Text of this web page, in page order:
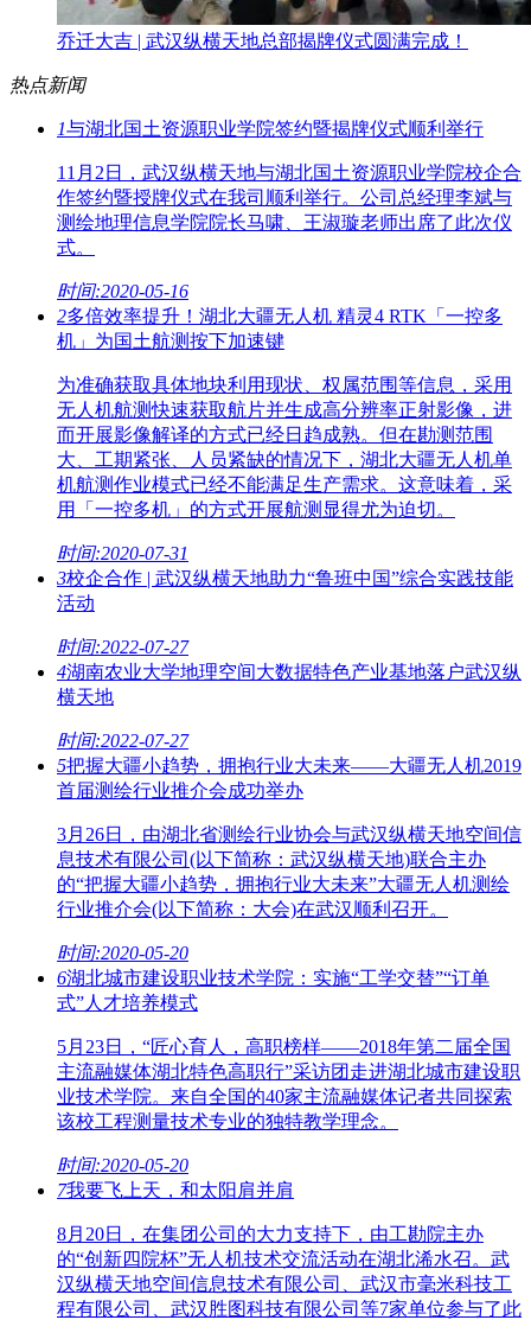
乔迁大吉 | 武汉纵横天地总部揭牌仪式圆满完成！
热点新闻
1与湖北国土资源职业学院签约暨揭牌仪式顺利举行
11月2日，武汉纵横天地与湖北国土资源职业学院校企合
作签约暨授牌仪式在我司顺利举行。公司总经理李斌与
测绘地理信息学院院长马啸、王淑璇老师出席了此次仪
式。
时间:2020-05-16
2多倍效率提升！湖北大疆无人机 精灵4 RTK「一控多
机」为国土航测按下加速键
为准确获取具体地块利用现状、权属范围等信息，采用
无人机航测快速获取航片并生成高分辨率正射影像，进
而开展影像解译的方式已经日趋成熟。但在勘测范围
大、工期紧张、人员紧缺的情况下，湖北大疆无人机单
机航测作业模式已经不能满足生产需求。这意味着，采
用「一控多机」的方式开展航测显得尤为迫切。
时间:2020-07-31
3校企合作 | 武汉纵横天地助力“鲁班中国”综合实践技能
活动
时间:2022-07-27
4湖南农业大学地理空间大数据特色产业基地落户武汉纵
横天地
时间:2022-07-27
5把握大疆小趋势，拥抱行业大未来——大疆无人机2019
首届测绘行业推介会成功举办
3月26日，由湖北省测绘行业协会与武汉纵横天地空间信
息技术有限公司(以下简称：武汉纵横天地)联合主办
的“把握大疆小趋势，拥抱行业大未来”大疆无人机测绘
行业推介会(以下简称：大会)在武汉顺利召开。
时间:2020-05-20
6湖北城市建设职业技术学院：实施“工学交替”“订单
式”人才培养模式
5月23日，“匠心育人，高职榜样——2018年第二届全国
主流融媒体湖北特色高职行”采访团走进湖北城市建设职
业技术学院。来自全国的40家主流融媒体记者共同探索
该校工程测量技术专业的独特教学理念。
时间:2020-05-20
7我要飞上天，和太阳肩并肩
8月20日，在集团公司的大力支持下，由工勘院主办
的“创新四院杯”无人机技术交流活动在湖北浠水召。武
汉纵横天地空间信息技术有限公司、武汉市毫米科技工
程有限公司、武汉胜图科技有限公司等7家单位参与了此